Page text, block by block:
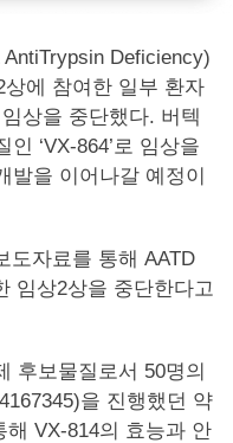
Deficiency)
상에 참여한 일부 환자
상을 중단했다. 버텍
‘VX-864’로 임상을
발을 이어나갈 예정이
도자료를 통해 AATD
임상2상을 중단한다고
후보물질로서 50명의
을 진행했던 약
VX-814의 효능과 안